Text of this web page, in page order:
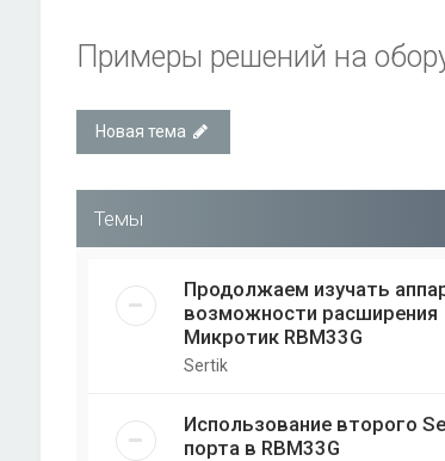
Примеры решений на
Новая тема
Темы
Продолжаем изучать
возможности расширения
Микротик RBM33G
Sertik
Использование второго
порта в RBM33G